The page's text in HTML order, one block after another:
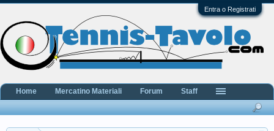
Entra o Registrati
Home Mercatino Materiali Forum Staff